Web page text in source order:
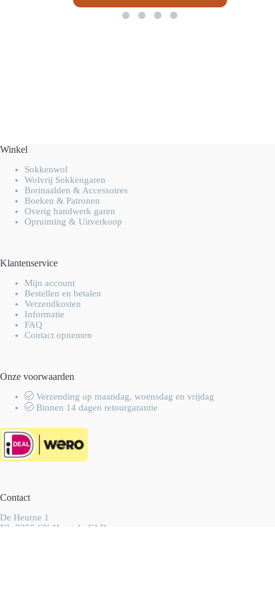
Winkel
Sokkenwol
Wolvrij Sokkengaren
Breinaalden & Accessoires
Boeken & Patronen
Overig handwerk garen
Opruiming & Uitverkoop
Klantenservice
Mijn account
Bestellen en betalen
Verzendkosten
Informatie
FAQ
Contact opnemen
Onze voorwaarden
Verzending op maandag, woensdag en vrijdag
Binnen 14 dagen retourgarantie
Contact
De Heurne 1
NL-7255 CK Hengelo GLD